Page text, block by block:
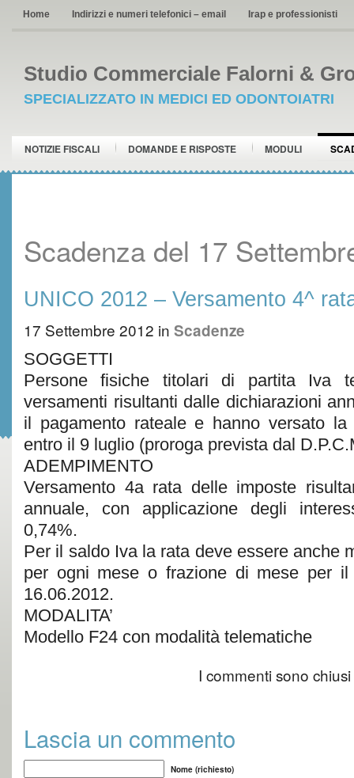
Home Indirizzi e numeri telefonici – email Irap e professionisti
Studio Commerciale Falorni &
SPECIALIZZATO IN MEDICI ED ODONTOIATRI
NOTIZIE FISCALI DOMANDE E RISPOSTE MODULI
Scadenza del 17
UNICO 2012 – Versamento 4^
17 Settembre 2012 in Scadenze
SOGGETTI
Persone fisiche titolari di partita Iva
versamenti risultanti dalle dichiarazioni
il pagamento rateale e hanno versato
entro il 9 luglio (proroga prevista dal
ADEMPIMENTO
Versamento 4a rata delle imposte
annuale, con applicazione degli
0,74%.
Per il saldo Iva la rata deve essere anche
per ogni mese o frazione di mese per il
16.06.2012.
MODALITA’
Modello F24 con modalità telematiche
I commenti sono chiusi
Lascia un commento
Nome (richiesto)